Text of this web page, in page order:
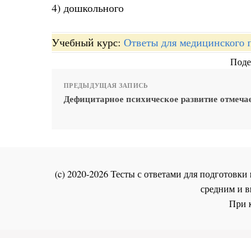
4) дошкольного
Учебный курс: Ответы для медицинского
ПРЕДЫДУЩАЯ ЗАПИСЬ
Дефицитарное психическое развитие
(c) 2020-2026 Тесты с ответами для
средним и
При